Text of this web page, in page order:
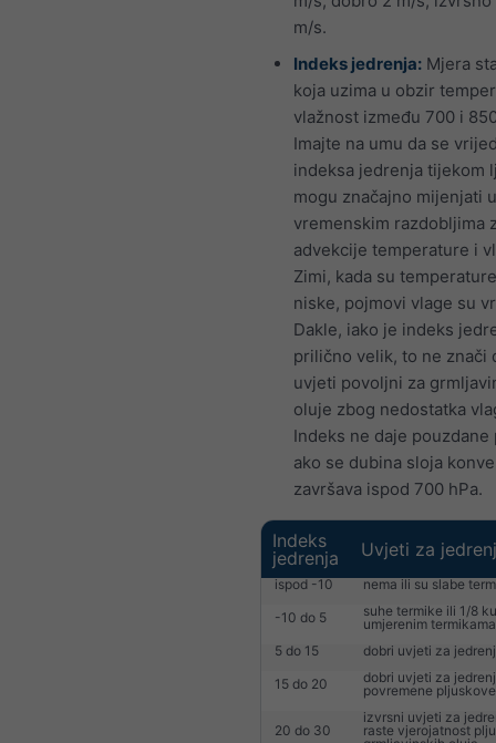
m/s.
Indeks jedrenja: Mjera
koja uzima u obzir
vlažnost između 700 i
Imajte na umu da se
indeksa jedrenja tijekom
mogu značajno mijenjati
vremenskim razdobljima
advekcije temperature i
Zimi, kada su
niske, pojmovi vlage su
Dakle, iako je indeks
prilično velik, to ne znači
uvjeti povoljni za
oluje zbog nedostatka
Indeks ne daje pouzdane
ako se dubina sloja
završava ispod 700 hPa.
Indeks
jedrenja
Uvjeti za
ispod -10
nema ili su slabe
-10 do 5
suhe termike ili 1/8
umjerenim termikama
5 do 15
dobri uvjeti za
15 do 20
dobri uvjeti za
povremene pljuskove
20 do 30
izvrsni uvjeti za
raste vjerojatnost